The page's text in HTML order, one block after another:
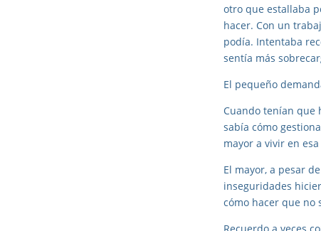
otro que estallaba
hacer. Con un
podía. Intentaba
sentía más
El pequeño
Cuando tenían que
sabía cómo
mayor a vivir en
El mayor, a pesar
inseguridades
cómo hacer que
Recuerdo a veces